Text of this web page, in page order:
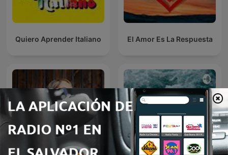
Quiero Aprender Italiano El Amor Es La Respuesta